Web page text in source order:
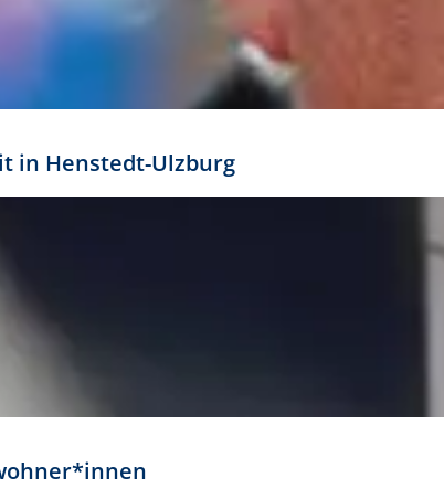
in Henstedt-Ulzburg